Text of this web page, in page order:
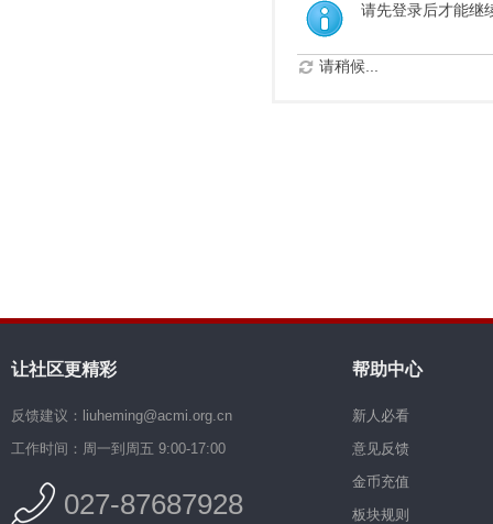
请先登录后才能继
请稍候...
让社区更精彩
反馈建议：liuheming@acmi.org.cn
工作时间：周一到周五 9:00-17:00
027-87687928
帮助中心
新人必看
意见反馈
金币充值
板块规则